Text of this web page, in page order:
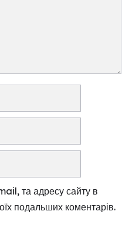
та адресу сайту в
подальших коментарів.